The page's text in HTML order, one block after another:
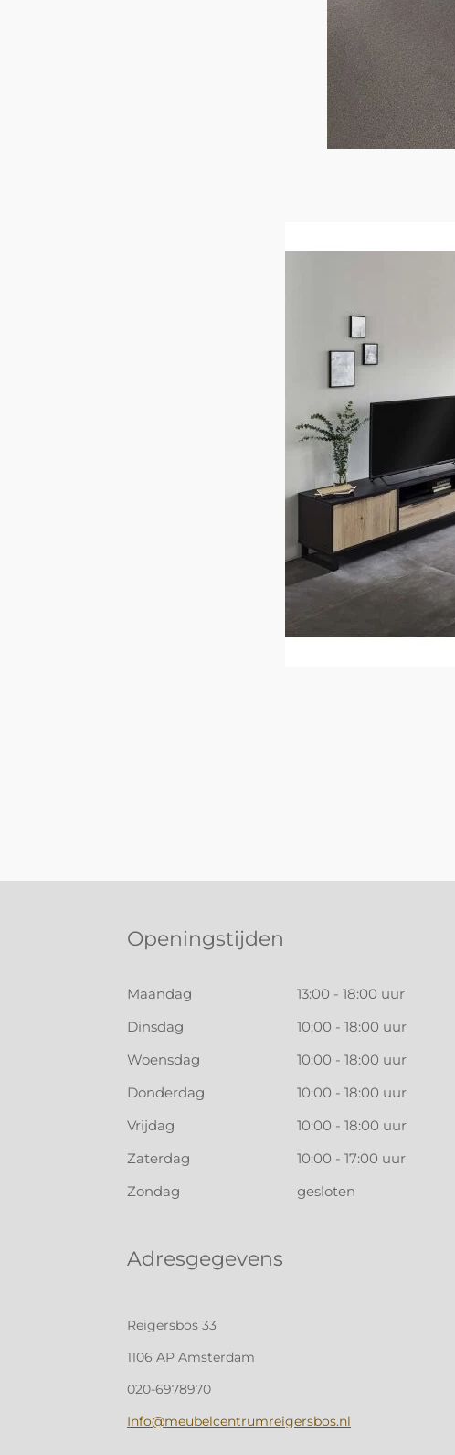
Openingstijden
Maandag
13:00 - 18:00 uur
Dinsdag
10:00 - 18:00 uur
Woensdag
10:00 - 18:00 uur
Donderdag
10:00 - 18:00 uur
Vrijdag
10:00 - 18:00 uur
Zaterdag
10:00 - 17:00 uur
Zondag
gesloten
Adresgegevens
Reigersbos 33
1106 AP Amsterdam
020-6978970
Info@meubelcentrumreigersbos.nl